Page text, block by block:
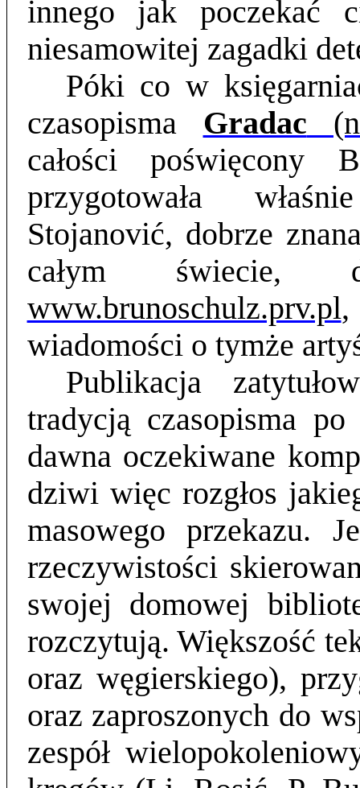
innego jak poczekać
niesamowitej zagadki
Póki co w
czasopisma Gradac
całości poświęcony
przygotowała
Stojanović, dobrze
całym świecie,
www.brunoschulz.prv.pl,
wiadomości o tymże
Publikacja
tradycją czasopisma
dawna oczekiwane
dziwi więc rozgłos
masowego przekazu.
rzeczywistości
swojej domowej
rozczytują. Większość
oraz węgierskiego),
oraz zaproszonych do
zespół